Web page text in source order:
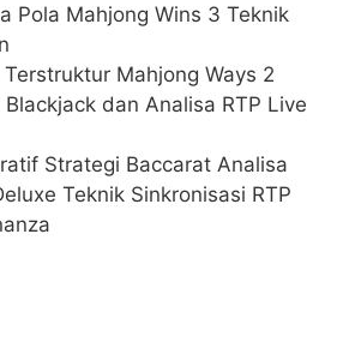
Pola Mahjong Wins 3 Teknik
Mahjong Ways 2
dan Analisa RTP Live
Strategi Baccarat Analisa
Teknik Sinkronisasi RTP